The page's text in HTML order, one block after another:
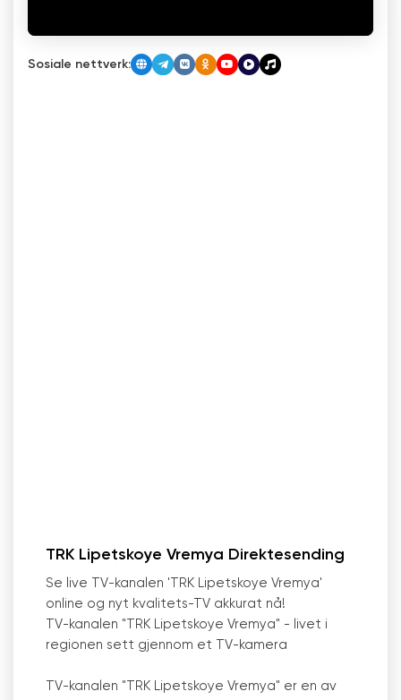
Sosiale nettverk:
TRK Lipetskoye Vremya Direktesending
Se live TV-kanalen ' TRK Lipetskoye Vremya'
online og nyt kvalitets-TV akkurat nå!
TV-kanalen "TRK Lipetskoye Vremya" - livet i
regionen sett gjennom et TV-kamera
TV-kanalen "TRK Lipetskoye Vremya" er en av